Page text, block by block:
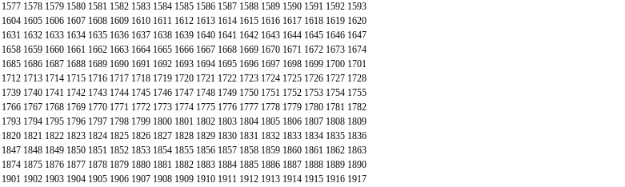
1577 1578 1579 1580 1581 1582 1583 1584 1585 1586 1587 1588 1589 1590 1591 1592 1593
1604 1605 1606 1607 1608 1609 1610 1611 1612 1613 1614 1615 1616 1617 1618 1619 1620
1631 1632 1633 1634 1635 1636 1637 1638 1639 1640 1641 1642 1643 1644 1645 1646 1647
1658 1659 1660 1661 1662 1663 1664 1665 1666 1667 1668 1669 1670 1671 1672 1673 1674
1685 1686 1687 1688 1689 1690 1691 1692 1693 1694 1695 1696 1697 1698 1699 1700 1701
1712 1713 1714 1715 1716 1717 1718 1719 1720 1721 1722 1723 1724 1725 1726 1727 1728
1739 1740 1741 1742 1743 1744 1745 1746 1747 1748 1749 1750 1751 1752 1753 1754 1755
1766 1767 1768 1769 1770 1771 1772 1773 1774 1775 1776 1777 1778 1779 1780 1781 1782
1793 1794 1795 1796 1797 1798 1799 1800 1801 1802 1803 1804 1805 1806 1807 1808 1809
1820 1821 1822 1823 1824 1825 1826 1827 1828 1829 1830 1831 1832 1833 1834 1835 1836
1847 1848 1849 1850 1851 1852 1853 1854 1855 1856 1857 1858 1859 1860 1861 1862 1863
1874 1875 1876 1877 1878 1879 1880 1881 1882 1883 1884 1885 1886 1887 1888 1889 1890
1901 1902 1903 1904 1905 1906 1907 1908 1909 1910 1911 1912 1913 1914 1915 1916 1917